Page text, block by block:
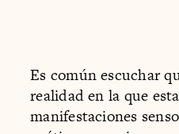
Es común escuchar
realidad en la que
manifestaciones